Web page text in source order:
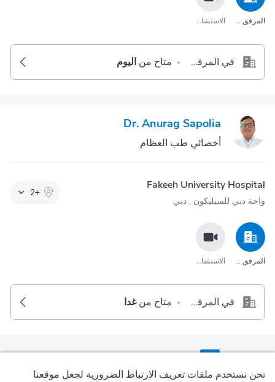
المرفق الصحي الاستشارة عبر مكالمة الفيديو
في المرفق الصحي • متاح من اليوم
Dr. Anurag Sapolia
أخصائي طب العظام
Fakeeh University Hospital
واحة دبي للسيليكون‎ , دبي
+
2
المرفق الصحي الاستشارة عبر مكالمة الفيديو
في المرفق الصحي • متاح من غدا
نحن نستخدم ملفات تعريف الارتباط الضرورية لجعل موقعنا